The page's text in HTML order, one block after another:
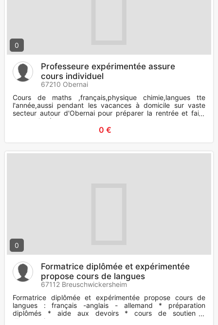
0
Professeure expérimentée assure
cours individuel
67210 Obernai
Cours de maths ,français,physique chimie,langues tte
l'année,aussi pendant les vacances à domicile sur vaste
secteur autour d'Obernai pour préparer la rentrée et faire
une remise à
0 €
0
Formatrice diplômée et expérimentée
propose cours de langues
67112 Breuschwickersheim
Formatrice diplômée et expérimentée propose cours de
langues : français -anglais - allemand * préparation
diplômés * aide aux devoirs * cours de soutien ?
d'apprentissage et.